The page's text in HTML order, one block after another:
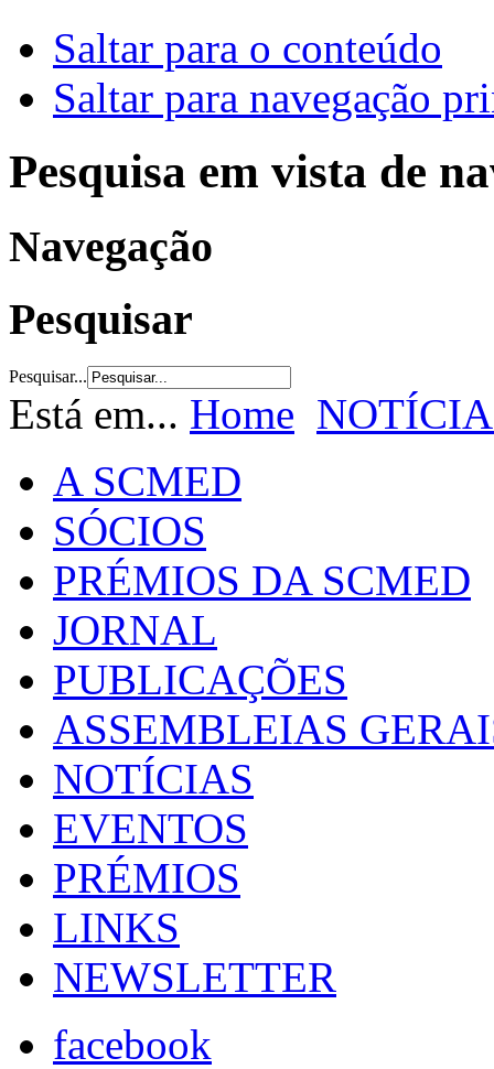
Saltar para o conteúdo
Saltar para navegação
Pesquisa em vista de
Navegação
Pesquisar
Pesquisar...
Está em... Home
A SCMED
SÓCIOS
PRÉMIOS DA SCMED
JORNAL
PUBLICAÇÕES
ASSEMBLEIAS
NOTÍCIAS
EVENTOS
PRÉMIOS
LINKS
NEWSLETTER
facebook